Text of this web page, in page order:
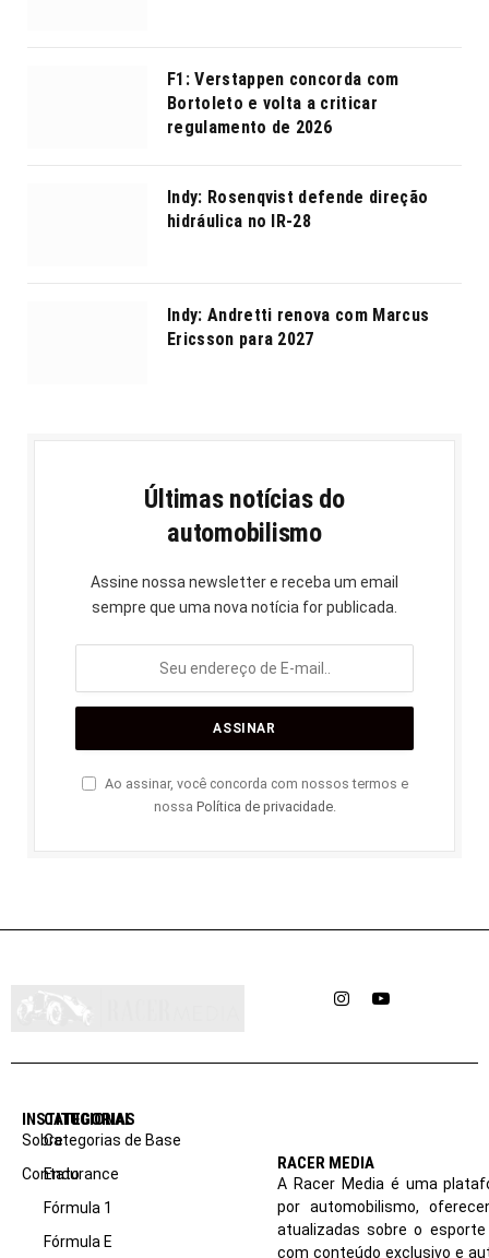
F1: Verstappen concorda com
Bortoleto e volta a criticar
regulamento de 2026
Indy: Rosenqvist defende direção
hidráulica no IR-28
Indy: Andretti renova com Marcus
Ericsson para 2027
Últimas notícias do
automobilismo
Assine nossa newsletter e receba um email
sempre que uma nova notícia for publicada.
Ao assinar, você concorda com nossos termos e
nossa Política de privacidade.
InstagramYouTube
INSTITUCIONAL
Sobre
Contato
CATEGORIAS
Categorias de Base
Endurance
Fórmula 1
Fórmula E
RACER MEDIA
A Racer Media é uma
por automobilismo,
atualizadas sobre o
com conteúdo exclusivo e